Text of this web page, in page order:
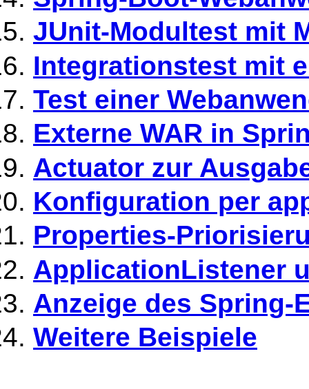
JUnit-Modultest mit
Integrationstest mit
Test einer
Externe WAR in
Actuator zur
Konfiguration per
Properties-
ApplicationListener
Anzeige des Spring-
Weitere Beispiele